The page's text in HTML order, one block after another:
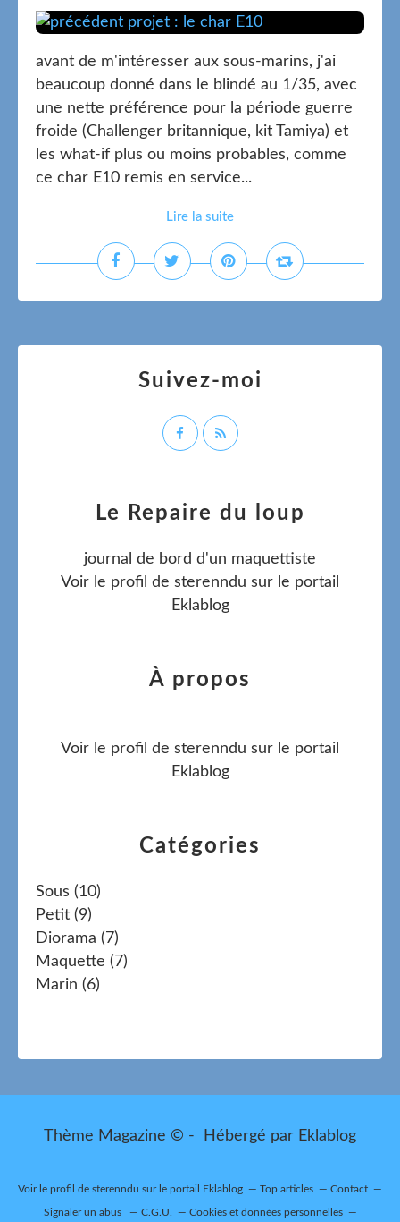
avant de m'intéresser aux sous-marins, j'ai
beaucoup donné dans le blindé au 1/35, avec
une nette préférence pour la période guerre
froide (Challenger britannique, kit Tamiya) et
les what-if plus ou moins probables, comme
ce char E10 remis en service...
Lire la suite
Catégories
Sous (10)
Petit (9)
Diorama (7)
Maquette (7)
Marin (6)
Le Repaire du loup
journal de bord d'un maquettiste
Voir le profil de sterenndu sur le portail
Eklablog
Suivez-moi
À propos
Voir le profil de sterenndu sur le portail
Eklablog
Thème Magazine © - Hébergé par Eklablog
Voir le profil de sterenndu sur le portail Eklablog Top articles Contact
Signaler un abus C.G.U. Cookies et données personnelles